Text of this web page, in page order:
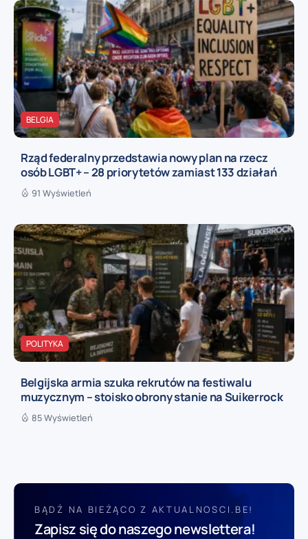
BELGIA
Rząd federalny przedstawia nowy plan na rzecz
osób LGBT+ – 28 priorytetów zamiast 133 działań
91 Wyświetleń
POLITYKA
Belgijska armia szuka rekrutów na festiwalu
muzycznym – stoisko obrony stanie na Suikerrock
85 Wyświetleń
BĄDŹ NA BIEŻĄCO Z AKTUALNOSCI.BE!
Zapisz się do naszego newslettera!